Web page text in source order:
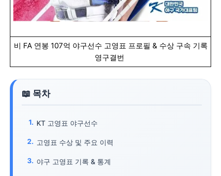
비 FA 연봉 107억 야구선수 고영표 프로필 & 수상 구속 기록
영구결번
KT 고영표 야구선수
고영표 수상 및 주요 이력
야구 고영표 기록 & 통계